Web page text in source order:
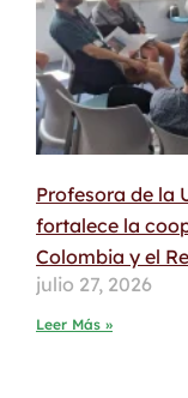
Profesora de la
fortalece la
Colombia y el
julio 27, 2026
Leer Más »